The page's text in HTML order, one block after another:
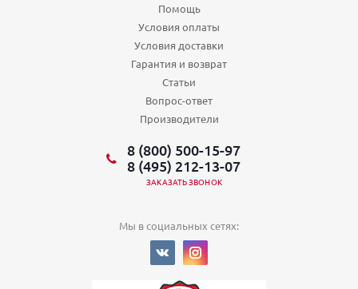
Помощь
Условия оплаты
Условия доставки
Гарантия и возврат
Статьи
Вопрос-ответ
Производители
8 (800) 500-15-97
8 (495) 212-13-07
ЗАКАЗАТЬ ЗВОНОК
Мы в социальных сетях: